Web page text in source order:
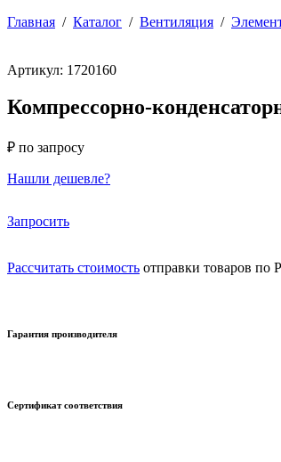
Главная / Каталог / Вентиляция /
Артикул: 1720160
Компрессорно-
₽ по запросу
Нашли дешевле?
Запросить
Рассчитать стоимость отправки товаров по
Гарантия производителя
Сертификат соответствия